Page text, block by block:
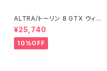
ALTRA/トーリン 8 GTX ウィメ
ンズ
¥25,740
10%OFF